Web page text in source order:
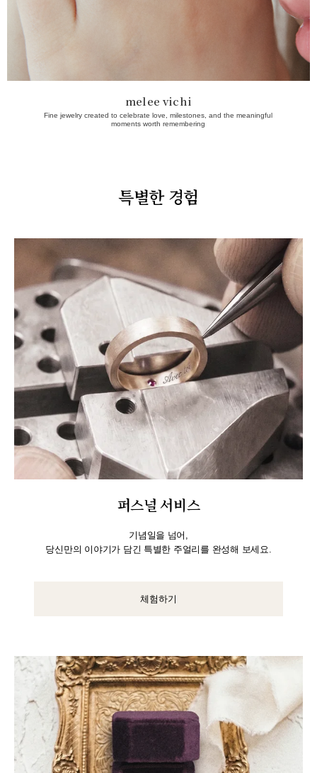
melee vichi
Fine jewelry created to celebrate love, milestones, and the meaningful
moments worth remembering
특별한 경험
퍼스널 서비스
기념일을 넘어,
당신만의 이야기가 담긴 특별한 주얼리를 완성해 보세요.
체험하기